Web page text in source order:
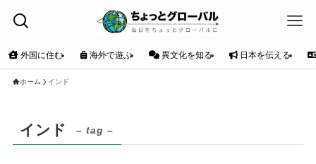
外国に住む 海外で遊ぶ 異文化を知る 日本を伝える
ホーム インド
インド – tag –